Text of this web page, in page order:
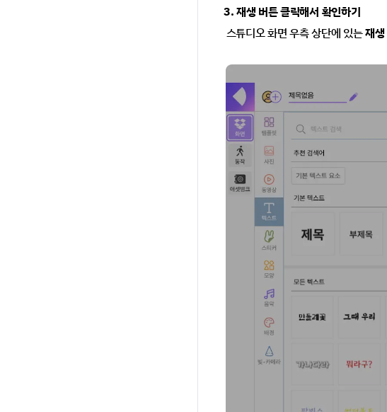
3. 재생 버튼 클릭해서 확인하기
스튜디오 화면 우측 상단에 있는 재생